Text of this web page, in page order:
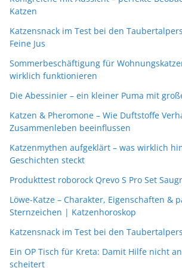
Katzen
Katzensnack im Test bei den
Feine Jus
Sommerbeschäftigung für
wirklich funktionieren
Die Abessinier – ein kleiner Puma mit
Katzen & Pheromone – Wie Duftstoffe
Zusammenleben beeinflussen
Katzenmythen aufgeklärt – was wirklich
Geschichten steckt
Produkttest roborock Qrevo S Pro Set
Löwe-Katze – Charakter, Eigenschaften &
Sternzeichen | Katzenhoroskop
Katzensnack im Test bei den
Ein OP Tisch für Kreta: Damit Hilfe nicht
scheitert